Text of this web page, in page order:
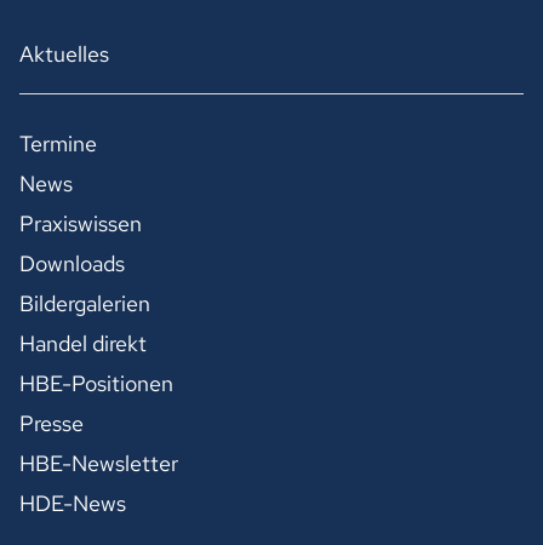
Aktuelles
Termine
News
Praxiswissen
Downloads
Bildergalerien
Handel direkt
HBE-Positionen
Presse
HBE-Newsletter
HDE-News